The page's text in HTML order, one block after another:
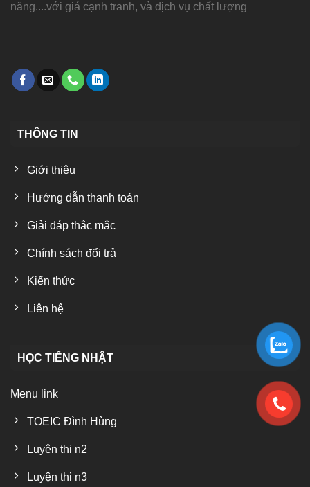
năng....với giá cạnh tranh, và dịch vụ chất lượng
THÔNG TIN
Giới thiệu
Hướng dẫn thanh toán
Giải đáp thắc mắc
Chính sách đổi trả
Kiến thức
Liên hệ
HỌC TIẾNG NHẬT
Menu link
TOEIC Đình Hùng
Luyện thi n2
Luyện thi n3